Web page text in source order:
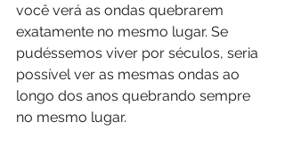
você verá as ondas quebrarem
exatamente no mesmo lugar. Se
pudéssemos viver por séculos, seria
possível ver as mesmas ondas ao
longo dos anos quebrando sempre
no mesmo lugar.